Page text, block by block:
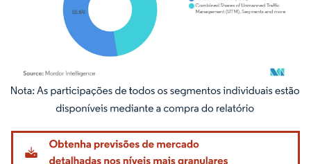
Imagem © Mordor Intelligence. O reuso requer atribuição conforme CC BY 4.0.